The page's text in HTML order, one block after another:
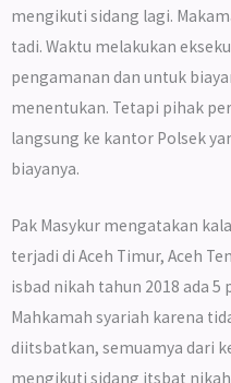
mengikuti sidang lagi.
tadi. Waktu melakukan
pengamanan dan untuk
menentukan. Tetapi pihak
langsung ke kantor Polsek
biayanya.
Pak Masykur mengatakan
terjadi di Aceh Timur, Aceh
isbad nikah tahun 2018 ada
Mahkamah syariah karena
diitsbatkan, semuamya dari
mengikuti sidang itsbat